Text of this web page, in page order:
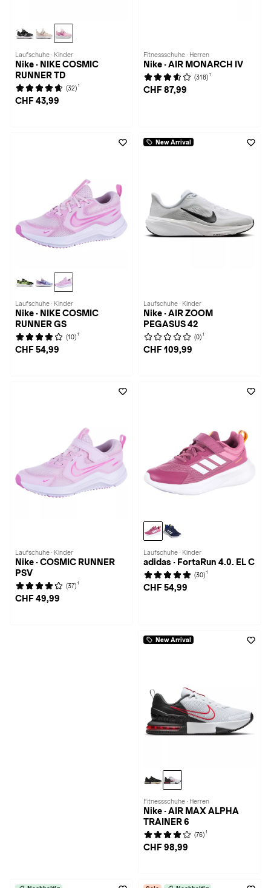
Laufschuhe · Kinder
Nike · NIKE COSMIC
RUNNER TD
(32) 1
CHF 43,99
Fitnessschuhe · Herren
Nike · AIR MONARCH IV
(318) 1
CHF 87,99
Laufschuhe · Kinder
Nike · NIKE COSMIC
RUNNER GS
(10) 1
CHF 54,99
New Arrival
Laufschuhe · Kinder
Nike · AIR ZOOM
PEGASUS 42
(0) 1
CHF 109,99
Laufschuhe · Kinder
Nike · COSMIC RUNNER
PSV
(37) 1
CHF 49,99
Laufschuhe · Kinder
adidas · FortaRun 4.0. EL C
(30) 1
CHF 54,99
New Arrival
Fitnessschuhe · Herren
Nike · AIR MAX ALPHA
TRAINER 6
(76) 1
CHF 98,99